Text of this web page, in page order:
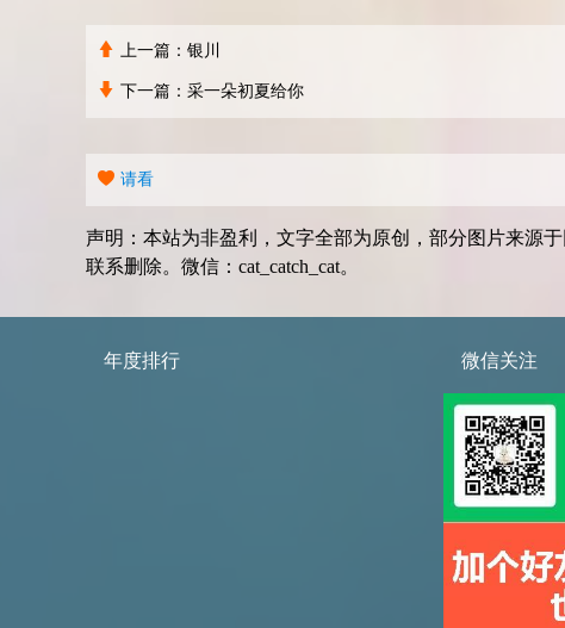
上一篇： 银川
下一篇： 采一朵初夏给你
请看
声明：本站为非盈利，文字全部为原创，部分图片来源
联系删除。微信：cat_catch_cat。
年度排行 微信关注